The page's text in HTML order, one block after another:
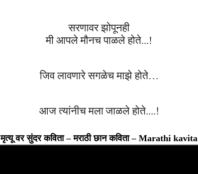
सरणावर झोपूनही
मी आपलेमौनचपाळलेहोते...!
जिवलावणारे सगळेच माझे होते…
आज त्यांनीच मलाजाळलेहोते....!
मृत्यू वर सुंदर कविता – मराठी छान कविता – Marathi kavita